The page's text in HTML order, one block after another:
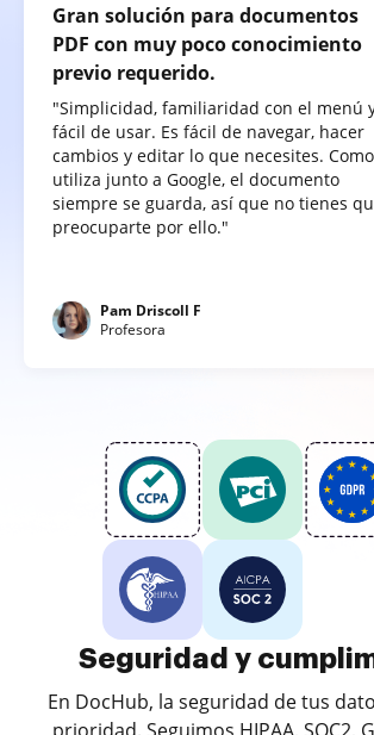
Gran solución para documentos
PDF con muy poco conocimiento
previo requerido.
"Simplicidad, familiaridad con el menú
fácil de usar. Es fácil de navegar, hacer
cambios y editar lo que necesites.
utiliza junto a Google, el documento
siempre se guarda, así que no tienes
preocuparte por ello."
Pam Driscoll F
Profesora
Seguridad y
En DocHub, la seguridad de tus